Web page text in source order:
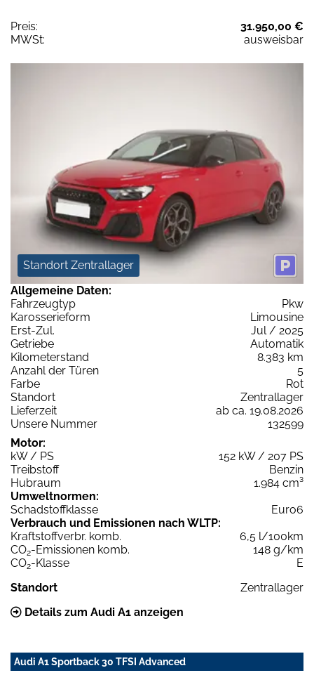
Preis:
31.950,00 €
MWSt:
ausweisbar
Standort Zentrallager
Allgemeine Daten:
Fahrzeugtyp
Pkw
Karosserieform
Limousine
Erst-Zul.
Jul / 2025
Getriebe
Automatik
Kilometerstand
8.383 km
Anzahl der Türen
5
Farbe
Rot
Standort
Zentrallager
Lieferzeit
ab ca. 19.08.2026
Unsere Nummer
132599
Motor:
kW / PS
152 kW / 207 PS
Treibstoff
Benzin
Hubraum
1.984 cm³
Umweltnormen:
Schadstoffklasse
Euro6
Verbrauch und Emissionen nach WLTP:
Kraftstoffverbr. komb.
6,5 l/100km
CO2-Emissionen komb.
148 g/km
CO2-Klasse
E
Standort
Zentrallager
Details zum Audi A1 anzeigen
Audi A1 Sportback 30 TFSI Advanced